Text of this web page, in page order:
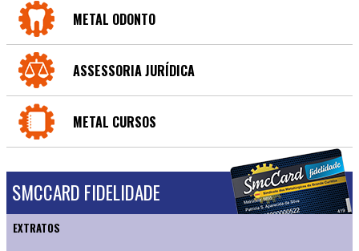
METAL ODONTO
ASSESSORIA JURÍDICA
METAL CURSOS
SMCCARD FIDELIDADE
EXTRATOS